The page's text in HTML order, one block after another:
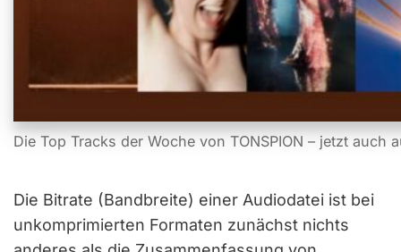
Die Top Tracks der Woche von TONSPION – jetzt auch
Die Bitrate (Bandbreite) einer Audiodatei ist bei
unkomprimierten Formaten zunächst nichts